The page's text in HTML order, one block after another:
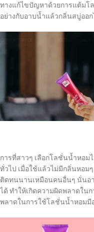
ทางแก้ไขปัญหาด้วยการแต้ม
อย่างกับอาบน้ำแล้วกลิ่นสบู่ออก
การที่สาวๆ เลือกโลชั่นน้ำหอม
ทั่วไป เมื่อใช้แล้วไม่มีกลิ่นหอม
ติดทนนานเหมือนคนอื่นๆ นั่นอ
ได้ ทำให้เกิดความผิดพลาดใน
พลาดในการใช้โลชั่นน้ำหอมมี